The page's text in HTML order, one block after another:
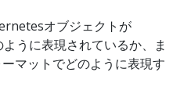
オブジェクトが
うに表現されているか、ま
マットでどのように表現す